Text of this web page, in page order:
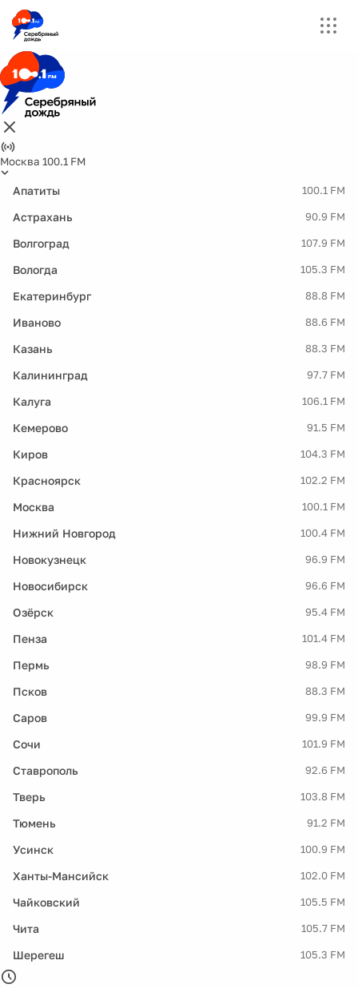
Москва 100.1 FM
Апатиты 100.1 FM
Астрахань 90.9 FM
Волгоград 107.9 FM
Вологда 105.3 FM
Екатеринбург 88.8 FM
Иваново 88.6 FM
Казань 88.3 FM
Калининград 97.7 FM
Калуга 106.1 FM
Кемерово 91.5 FM
Киров 104.3 FM
Красноярск 102.2 FM
Москва 100.1 FM
Нижний Новгород 100.4 FM
Новокузнецк 96.9 FM
Новосибирск 96.6 FM
Озёрск 95.4 FM
Пенза 101.4 FM
Пермь 98.9 FM
Псков 88.3 FM
Саров 99.9 FM
Сочи 101.9 FM
Ставрополь 92.6 FM
Тверь 103.8 FM
Тюмень 91.2 FM
Усинск 100.9 FM
Ханты-Мансийск 102.0 FM
Чайковский 105.5 FM
Чита 105.7 FM
Шерегеш 105.3 FM